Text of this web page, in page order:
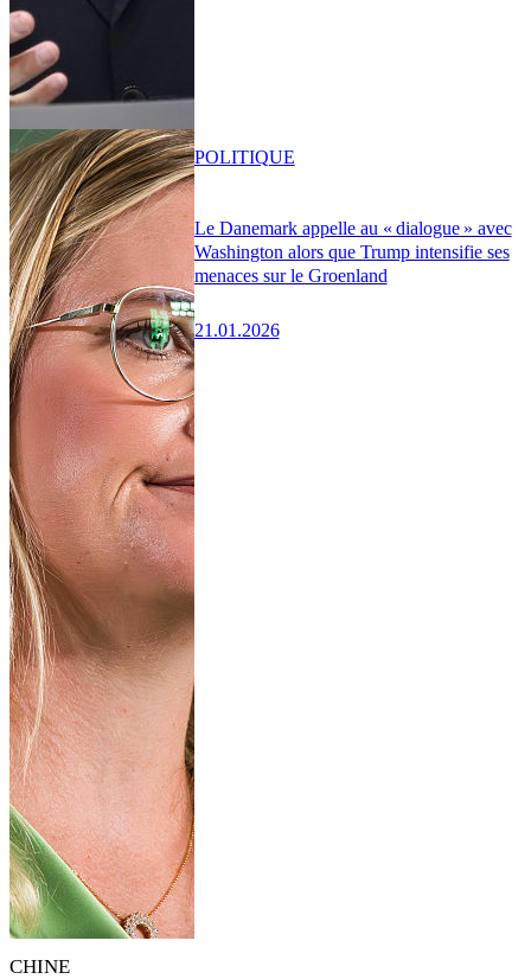
Le Danemark appelle au « dialogue » avec
Washington alors que Trump intensifie ses
menaces sur le Groenland
21.01.2026
POLITIQUE
CHINE